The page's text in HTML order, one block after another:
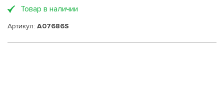
Товар в наличии
Артикул: A07686S